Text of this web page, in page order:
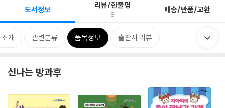
도서정보 리뷰/한줄평
8 배송/반품/교환
개 관련분류 품목정보 출판사 리뷰
신나는 방과후